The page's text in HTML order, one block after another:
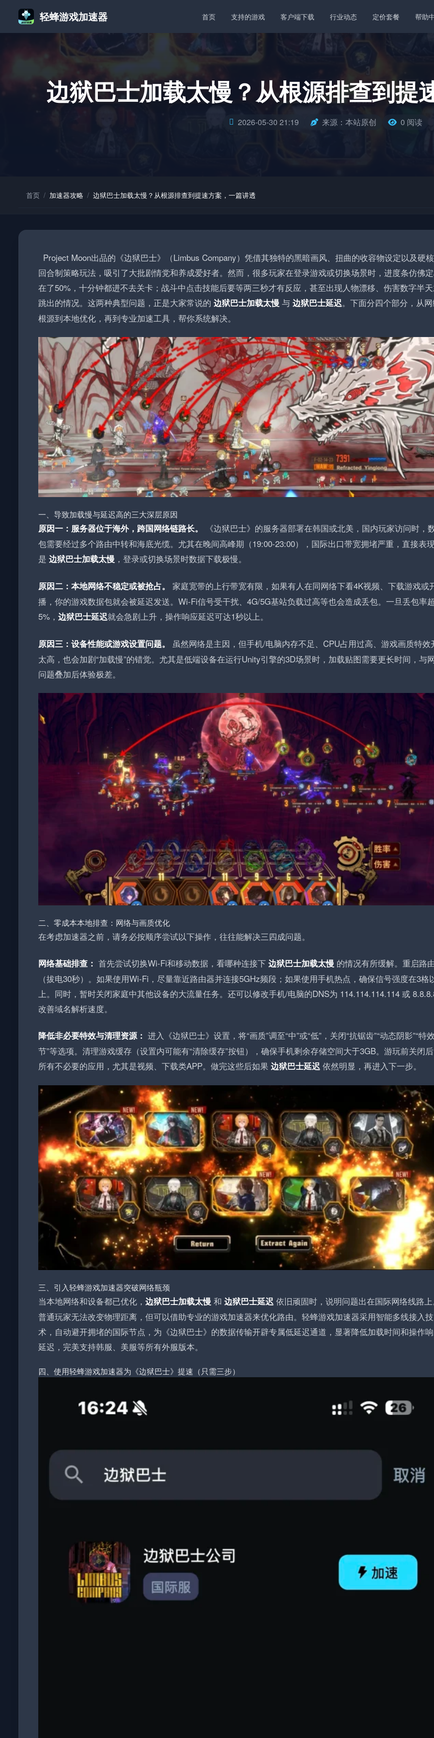
轻蜂游戏加速器 首页 支持的游戏 客户端下载 行业动态 定价套餐 帮助
边狱巴士加载太慢？从根源排查到提
2026-05-30 21:19 来源：本站原创 0 阅读
首页 / 加速器攻略 / 边狱巴士加载太慢？从根源排查到提速方案，一篇讲透
Project Moon出品的《边狱巴士》（Limbus Company）凭借其独特的黑暗画风、扭曲的收容物设定以及硬
回合制策略玩法，吸引了大批剧情党和养成爱好者。然而，很多玩家在登录游戏或切换场景时，进度条仿佛
在了50%，十分钟都进不去关卡；战斗中点击技能后要等两三秒才有反应，甚至出现人物漂移、伤害数字半
跳出的情况。这两种典型问题，正是大家常说的 边狱巴士加载太慢 与 边狱巴士延迟。下面分四个部分，从
根源到本地优化，再到专业加速工具，帮你系统解决。
一、导致加载慢与延迟高的三大深层原因
原因一：服务器位于海外，跨国网络链路长。
《边狱巴士》的服务器部署在韩国或北美，国内玩家访问时，
包需要经过多个路由中转和海底光缆。尤其在晚间高峰期（19:00-23:00），国际出口带宽拥堵严重，直接表
是 边狱巴士加载太慢 ，登录或切换场景时数据下载极慢。
原因二：本地网络不稳定或被抢占。
家庭宽带的上行带宽有限，如果有人在同网络下看4K视频、下载游戏或
播，你的游戏数据包就会被延迟发送。Wi-Fi信号受干扰、4G/5G基站负载过高等也会造成丢包。一旦丢包率
5%， 边狱巴士延迟就会急剧上升，操作响应延迟可达1秒以上。
原因三：设备性能或游戏设置问题。
虽然网络是主因，但手机/电脑内存不足、CPU占用过高、游戏画质特效
太高，也会加剧“加载慢”的错觉。尤其是低端设备在运行Unity引擎的3D场景时，加载贴图需要更长时间，与
问题叠加后体验极差。
二、零成本本地排查：网络与画质优化
在考虑加速器之前，请务必按顺序尝试以下操作，往往能解决三四成问题。
网络基础排查： 首先尝试切换Wi-Fi和移动数据，看哪种连接下 边狱巴士加载太慢 的情况有所缓解。重启路
（拔电30秒）。如果使用Wi-Fi，尽量靠近路由器并连接5GHz频段；如果使用手机热点，确保信号强度在3格
上。同时，暂时关闭家庭中其他设备的大流量任务。还可以修改手机/电脑的DNS为 114.114.114.114 或
改善域名解析速度。
降低非必要特效与清理资源： 进入《边狱巴士》设置，将“画质”调至“中”或“低”，关闭“抗锯齿”“动态阴影”“特
节”等选项。清理游戏缓存（设置内可能有“清除缓存”按钮），确保手机剩余存储空间大于3GB。游玩前关闭
所有不必要的应用，尤其是视频、下载类APP。做完这些后如果 边狱巴士延迟 依然明显，再进入下一步。
三、引入轻蜂游戏加速器突破网络瓶颈
当本地网络和设备都已优化， 边狱巴士加载太慢 和 边狱巴士延迟 依旧顽固时，说明问题出在国际网络线路
普通玩家无法改变物理距离，但可以借助专业的游戏加速器来优化路由。轻蜂游戏加速器采用智能多线接入技
术，自动避开拥堵的国际节点，为《边狱巴士》的数据传输开辟专属低延迟通道，显著降低加载时间和操作
延迟，完美支持韩服、美服等所有外服版本。
四、使用轻蜂游戏加速器为《边狱巴士》提速（只需三步）